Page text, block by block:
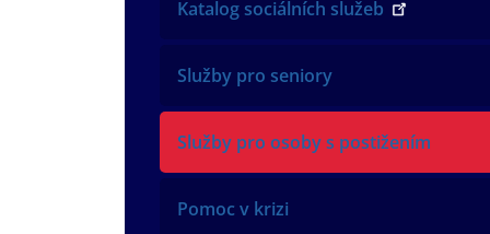
Katalog sociálních služeb
Služby pro seniory
Služby pro osoby s postižením
Pomoc v krizi